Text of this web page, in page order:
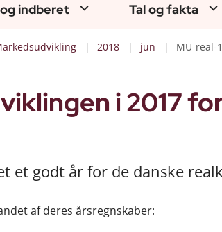
indberet Tal og fakta
2018 jun MU-real-
i 2017
et godt år for de danske
af deres årsregnskaber: